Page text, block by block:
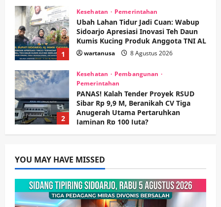
1
Kesehatan Pemerintahan
Ubah Lahan Tidur Jadi Cuan: Wabup
Sidoarjo Apresiasi Inovasi Teh Daun
Kumis Kucing Produk Anggota TNI AL
wartanusa 8 Agustus 2026
2
Kesehatan
Pembangunan
Pemerintahan
PANAS! Kalah Tender Proyek RSUD
Sibar Rp 9,9 M, Beranikah CV Tiga
Anugerah Utama Pertaruhkan
Jaminan Rp 100 Juta?
wartanusa 5 Agustus 2026
3
PWI dan Sapma PP Sidoarjo
Memanaskan Mesin Menuju Piala
Soccer
wartanusa 5 Agustus 2026
Ekonomi Hiburan Pemerintahan
YOU MAY HAVE MISSED